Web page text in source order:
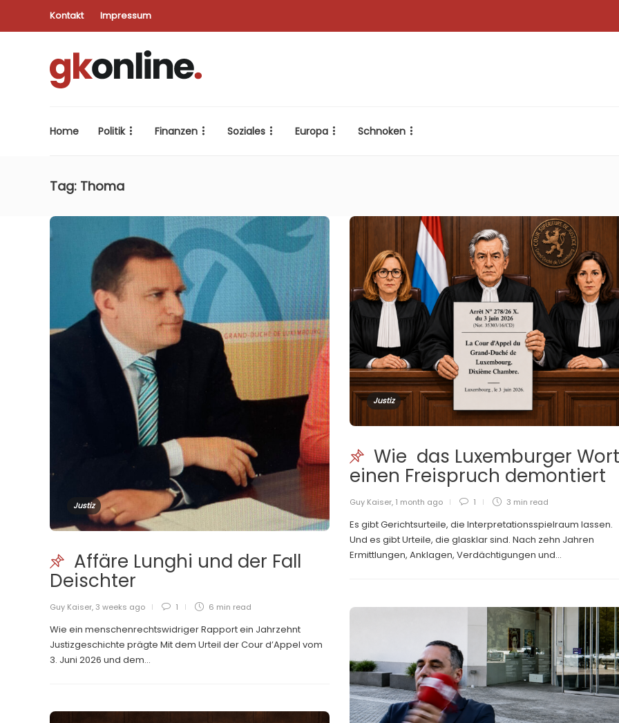
Kontakt Impressum
Home Politik Finanzen Soziales Europa Schnoken
Tag: Thoma
Justiz
Affäre Lunghi und der Fall
Deischter
Guy Kaiser, 3 weeks ago 1 6 min read
Wie ein menschenrechtswidriger Rapport ein Jahrzehnt
Justizgeschichte prägte Mit dem Urteil der Cour d’Appel vom
3. Juni 2026 und dem...
Justiz
Wie das Luxemburger Wort
einen Freispruch demontiert
Guy Kaiser, 1 month ago 1 3 min read
Es gibt Gerichtsurteile, die Interpretationsspielraum lassen.
Und es gibt Urteile, die glasklar sind. Nach zehn Jahren
Ermittlungen, Anklagen, Verdächtigungen und...